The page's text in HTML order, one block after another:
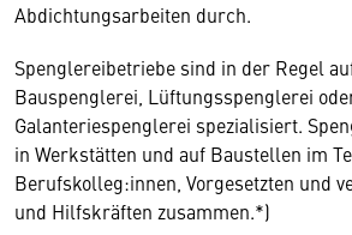
Abdichtungsarbeiten durch.
Spenglereibetriebe sind in der Regel
Bauspenglerei, Lüftungsspenglerei
Galanteriespenglerei spezialisiert.
in Werkstätten und auf Baustellen im
Berufskolleg:innen, Vorgesetzten und
und Hilfskräften zusammen.*)
Wir benötigen Ihre
Hier würden wir Ihnen gerne
Inhalt anzeigen. Dafür benötigen